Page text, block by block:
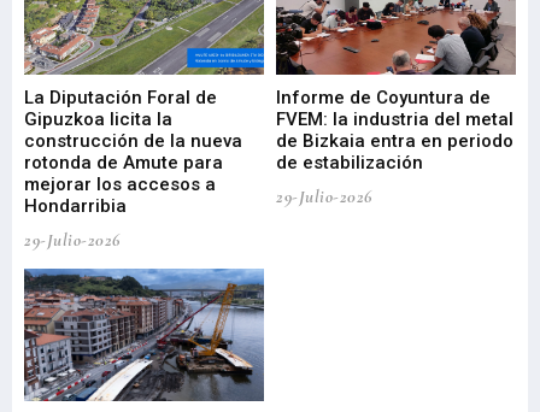
La Diputación Foral de
Gipuzkoa licita la
construcción de la nueva
rotonda de Amute para
mejorar los accesos a
Hondarribia
29-Julio-2026
Informe de Coyuntura de
FVEM: la industria del metal
de Bizkaia entra en periodo
de estabilización
29-Julio-2026